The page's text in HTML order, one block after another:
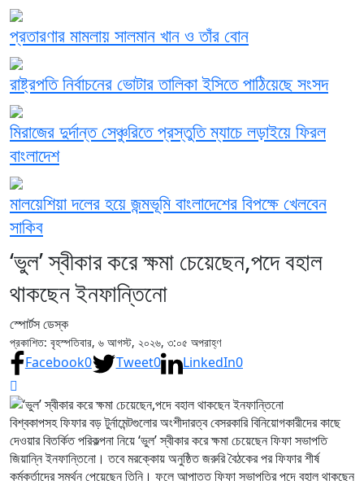
প্রতারণার মামলায় সালমান খান ও তাঁর বোন
রাষ্ট্রপতি নির্বাচনের ভোটার তালিকা ইসিতে পাঠিয়েছে সংসদ
মিরাজের দুর্দান্ত সেঞ্চুরিতে প্রস্তুতি ম্যাচে লড়াইয়ে ফিরল
বাংলাদেশ
মালয়েশিয়া দলের হয়ে জন্মভূমি বাংলাদেশের বিপক্ষে খেলবেন
সাকিব
‘ভুল’ স্বীকার করে ক্ষমা চেয়েছেন,পদে বহাল
থাকছেন ইনফান্তিনো
স্পোর্টস ডেস্ক
প্রকাশিত: বৃহস্পতিবার, ৬ আগস্ট, ২০২৬, ৩:০৫ অপরাহ্ণ
Facebook0 Tweet0 LinkedIn0
বিশ্বকাপসহ ফিফার বড় টুর্নামেন্টগুলোর অংশীদারত্ব বেসরকারি বিনিয়োগকারীদের কাছে
দেওয়ার বিতর্কিত পরিকল্পনা নিয়ে ‘ভুল’ স্বীকার করে ক্ষমা চেয়েছেন ফিফা সভাপতি
জিয়ান্নি ইনফান্তিনো। তবে মরক্কোয় অনুষ্ঠিত জরুরি বৈঠকের পর ফিফার শীর্ষ
কর্মকর্তাদের সমর্থন পেয়েছেন তিনি। ফলে আপাতত ফিফা সভাপতির পদে বহাল থাকছেন